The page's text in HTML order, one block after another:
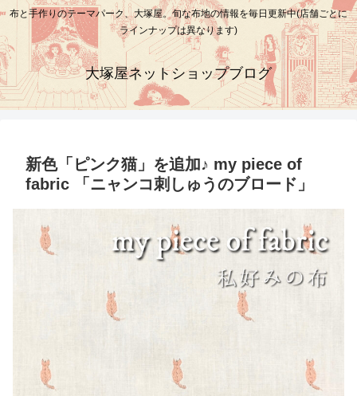
布と手作りのテーマパーク、大塚屋。旬な布地の情報を毎日更新中(店舗ごとに
ラインナップは異なります)
大塚屋ネットショップブログ
新色「ピンク猫」を追加♪ my piece of
fabric 「ニャンコ刺しゅうのブロード」